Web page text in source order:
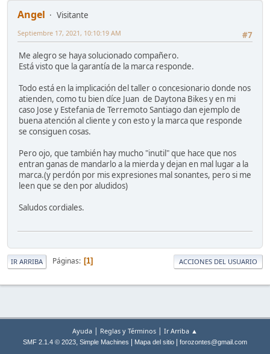
Angel
Visitante
#7
Septiembre 17, 2021, 10:10:19 AM
Me alegro se haya solucionado compañero.
Está visto que la garantía de la marca responde.
Todo está en la implicación del taller o concesionario donde nos
atienden, como tu bien díce Juan de Daytona Bikes y en mi
caso Jose y Estefania de Terremoto Santiago dan ejemplo de
buena atención al cliente y con esto y la marca que responde
se consiguen cosas.
Pero ojo, que también hay mucho "inutil" que hace que nos
entran ganas de mandarlo a la mierda y dejan en mal lugar a la
marca.(y perdón por mis expresiones mal sonantes, pero si me
leen que se den por aludidos)
Saludos cordiales.
IR ARRIBA Páginas 1 ACCIONES DEL USUARIO
Ayuda | Reglas y Términos | Ir Arriba ▲
SMF 2.1.4 © 2023, Simple Machines Mapa del sitio forozontes@gmail.com